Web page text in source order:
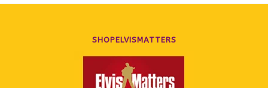
SHOPELVISMATTERS